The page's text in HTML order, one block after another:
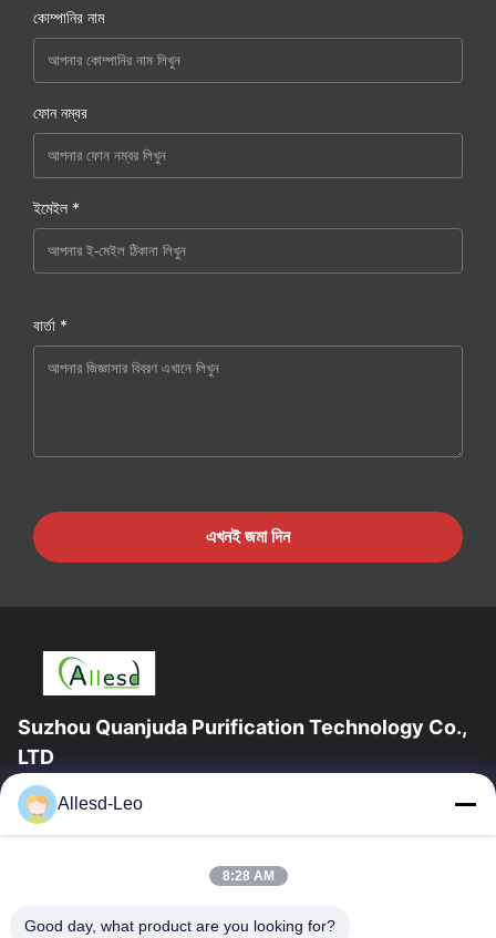
কোম্পানির নাম
ফোন নম্বর
ইমেইল *
বার্তা *
এখনই জমা দিন
Suzhou Quanjuda Purification Technology Co.,
LTD
16 বছরের অভিজ্ঞতা, ESD এবং Cleanroom পণ্যগুলির একটি নেতৃস্থানীয়
প্রস্তুতকারক এবং রপ্তানিকারক হিসাবে, আমরা ESD এবং Cleanroom সরঞ্জাম এবং
বাড়ি পণ্য
Allesd-Leo
8:28 AM
Good day, what product are you looking for?